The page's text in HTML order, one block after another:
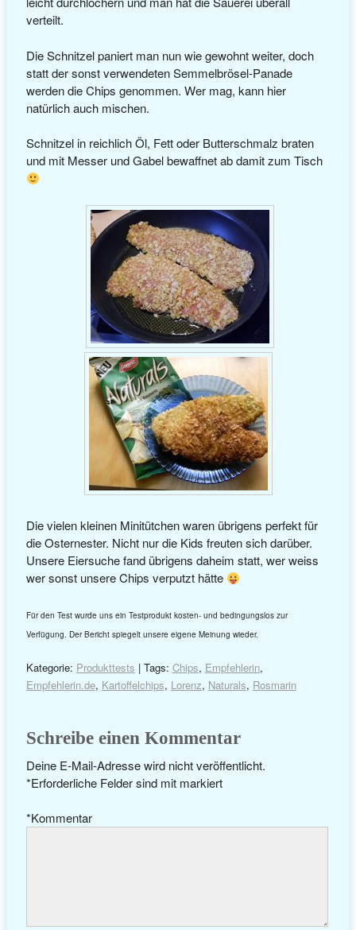
verteilt.
Die Schnitzel paniert man nun wie gewohnt weiter, doch
statt der sonst verwendeten Semmelbrösel-Panade
werden die Chips genommen. Wer mag, kann hier
natürlich auch mischen.
Schnitzel in reichlich Öl, Fett oder Butterschmalz braten
und mit Messer und Gabel bewaffnet ab damit zum Tisch
Die vielen kleinen Minitütchen waren übrigens perfekt für
die Osternester. Nicht nur die Kids freuten sich darüber.
Unsere Eiersuche fand übrigens daheim statt, wer weiss
wer sonst unsere Chips verputzt hätte
Für den Test wurde uns ein Testprodukt kosten- und bedingungslos zur
Verfügung. Der Bericht spiegelt unsere eigene Meinung wieder.
Kategorie: Produkttests | Tags: Chips, Empfehlerin,
Empfehlerin.de, Kartoffelchips, Lorenz, Naturals, Rosmarin
Schreibe einen Kommentar
Deine E-Mail-Adresse wird nicht veröffentlicht.
Erforderliche Felder sind mit
* markiert
Kommentar
*